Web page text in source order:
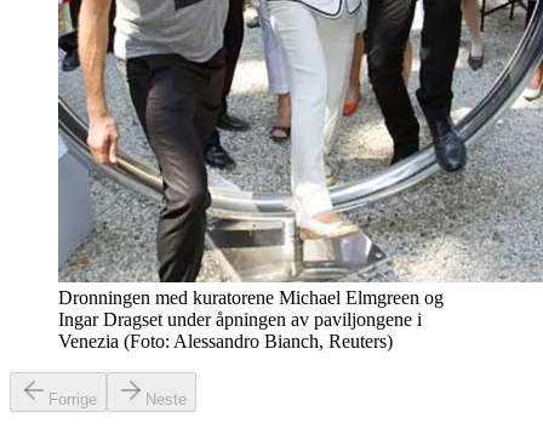
Dronningen med kuratorene Michael Elmgreen og
Ingar Dragset under åpningen av paviljongene i
Venezia (Foto: Alessandro Bianch, Reuters)
Forrige Neste